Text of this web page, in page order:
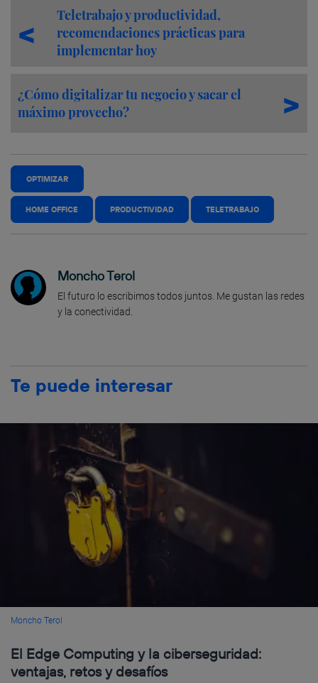
Teletrabajo y productividad,
recomendaciones prácticas para
implementar hoy
¿Cómo digitalizar tu negocio y sacar el
máximo provecho?
OPTIMIZAR
HOME OFFICE PRODUCTIVIDAD TELETRABAJO
Moncho Terol
El futuro lo escribimos todos juntos. Me gustan las redes
y la conectividad.
Te puede interesar
Moncho Terol
El Edge Computing y la ciberseguridad:
ventajas, retos y desafíos